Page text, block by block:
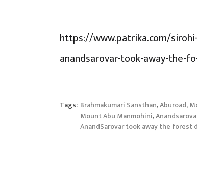
https://www.patrika.com/
anandsarovar-took-away-the-
Tags: Brahmakumari Sansthan,Aburoad,
Mount Abu Manmohini,
AnandSarovar took away the forest